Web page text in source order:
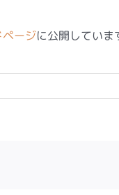
ージに公開していま